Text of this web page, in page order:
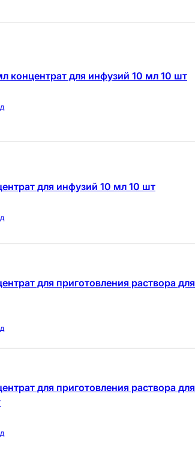
концентрат для инфузий 10 мл 10 шт
для инфузий 10 мл 10 шт
для приготовления раствора для
для приготовления раствора для